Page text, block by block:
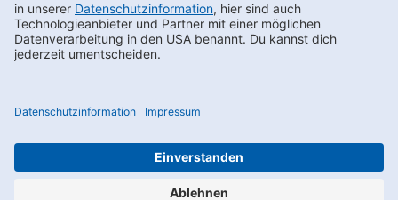
Datenschutz
Compliance
Impressum